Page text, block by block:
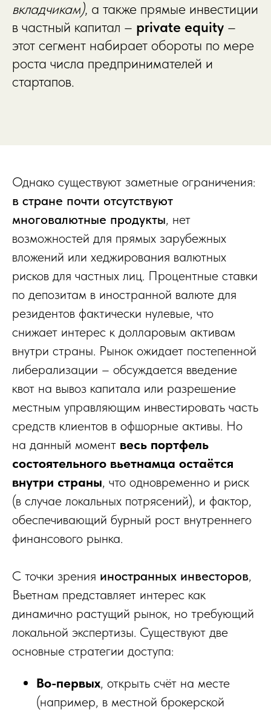
вкладчикам), а также прямые инвестиции
в частный капитал – private equity –
этот сегмент набирает обороты по мере
роста числа предпринимателей и
стартапов.
Однако существуют заметные ограничения:
в стране почти отсутствуют
многовалютные продукты, нет
возможностей для прямых зарубежных
вложений или хеджирования валютных
рисков для частных лиц. Процентные ставки
по депозитам в иностранной валюте для
резидентов фактически нулевые, что
снижает интерес к долларовым активам
внутри страны. Рынок ожидает постепенной
либерализации – обсуждается введение
квот на вывоз капитала или разрешение
местным управляющим инвестировать часть
средств клиентов в офшорные активы. Но
на данный момент весь портфель
состоятельного вьетнамца остаётся
внутри страны, что одновременно и риск
(в случае локальных потрясений), и фактор,
обеспечивающий бурный рост внутреннего
финансового рынка.
С точки зрения иностранных инвесторов,
Вьетнам представляет интерес как
динамично растущий рынок, но требующий
локальной экспертизы. Существуют две
основные стратегии доступа:
Во-первых, открыть счёт на месте
(например, в местной брокерской